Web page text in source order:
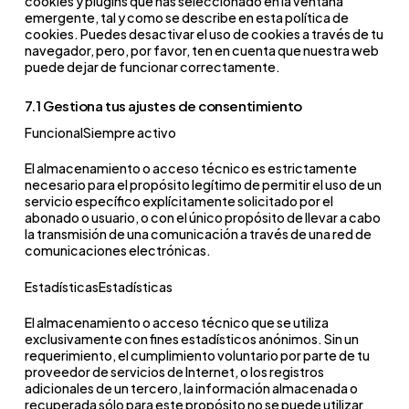
anuncios.
IDE
Registra las
usuario tras ver
o hacer clic en
anuncios para
medir su eficacia
y segmentar
publicidad.
1 año
__Secure-1PSID
Variantes
seguras (HTTPS)
Construyen un
perfil de
intereses para
mostrar
personalizados.
1 – 2 años
__Secure-1PSIDCC
Variantes
seguras (HTTPS)
1 – 2 años
_fbp
dirigidos en
sus
plataformas.
para distinguir
a los usuarios y
generar
web.
_ga_DLYGPSGLBG
Registra una ID
maliciosas y
suplantaciones
de identidad.
de idioma
preferida del
usuario para
los contenidos
integrados de
oo
Registra si el
usuario ha
5 años
Técnica /
del usuario a
través de canales
de marketing
para el CRM de la
empresa.
pk
Almacena
métricas de
cómo los
visitantes usan el
sitio para elaborar
agregados de
rendimiento web.
13 meses
emergente, tal y como se describe en esta política de
cookies. Puedes desactivar el uso de cookies a través de tu
navegador, pero, por favor, ten en cuenta que nuestra web
puede dejar de funcionar correctamente.
7.1 Gestiona tus ajustes de consentimiento
FuncionalSiempre activo
El almacenamiento o acceso técnico es estrictamente
necesario para el propósito legítimo de permitir el uso de un
servicio específico explícitamente solicitado por el
abonado o usuario, o con el único propósito de llevar a cabo
la transmisión de una comunicación a través de una red de
comunicaciones electrónicas.
EstadísticasEstadísticas
El almacenamiento o acceso técnico que se utiliza
exclusivamente con fines estadísticos anónimos. Sin un
requerimiento, el cumplimiento voluntario por parte de tu
proveedor de servicios de Internet, o los registros
adicionales de un tercero, la información almacenada o
recuperada sólo para este propósito no se puede utilizar